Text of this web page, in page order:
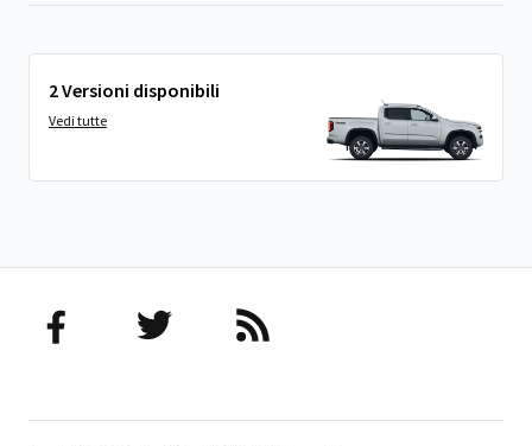
2 Versioni disponibili
Vedi tutte